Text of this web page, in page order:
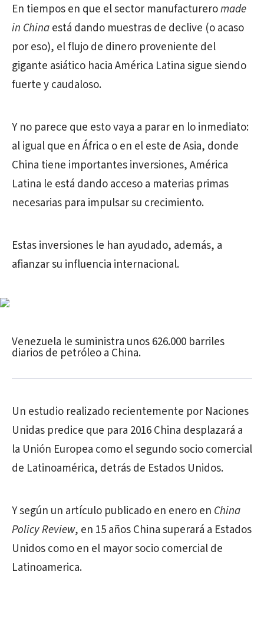
En tiempos en que el sector manufactureromade
in Chinaestá dando muestras de declive (o acaso
por eso), el flujo de dinero proveniente del
gigante asiático hacia América Latina sigue siendo
fuerte y caudaloso.
Y no parece que esto vaya a parar en lo inmediato:
al igual que en África o en el este de Asia, donde
China tiene importantes inversiones, América
Latina le está dando acceso a materias primas
necesarias para impulsar su crecimiento.
Estas inversiones le han ayudado, además, a
afianzar su influencia internacional.
Venezuela le suministra unos 626.000 barriles
diarios de petróleo a China.
Un estudio realizado recientemente por Naciones
Unidas predice que para 2016 China desplazará a
la Unión Europea como el segundo socio comercial
de Latinoamérica, detrás de Estados Unidos.
Y según un artículo publicado en enero en China
Policy Review, en 15 años China superará a Estados
Unidos como en el mayor socio comercial de
Latinoamerica.